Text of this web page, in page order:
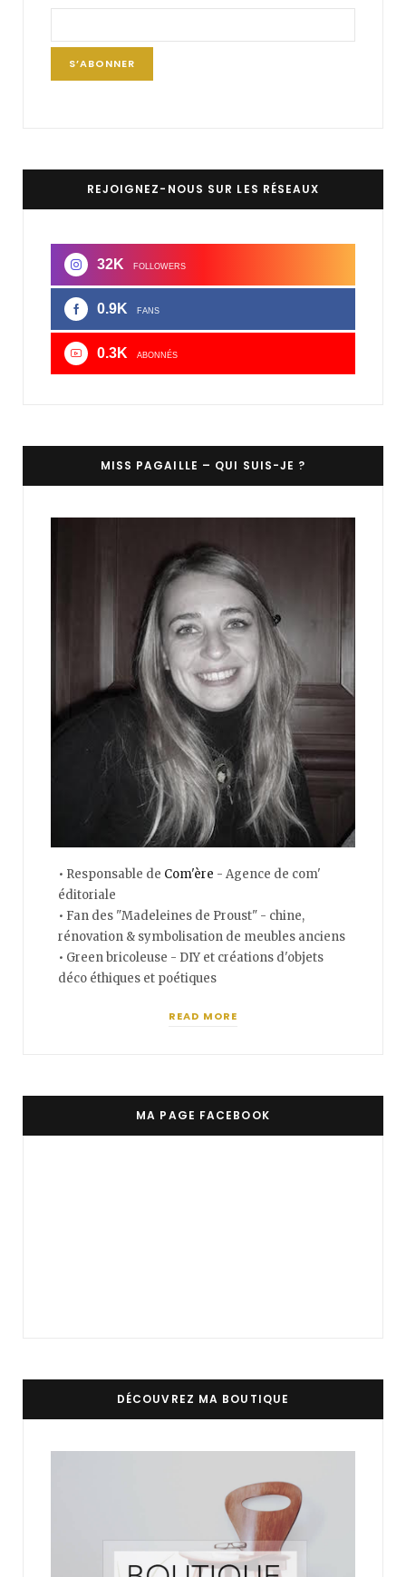
REJOIGNEZ-NOUS SUR LES RÉSEAUX
32K FOLLOWERS
0.9K FANS
0.3K ABONNÉS
MISS PAGAILLE – QUI SUIS-JE ?
• Responsable de Com'ère - Agence de com'
éditoriale
• Fan des "Madeleines de Proust" - chine,
rénovation & symbolisation de meubles anciens
• Green bricoleuse - DIY et créations d'objets
déco éthiques et poétiques
READ MORE
MA PAGE FACEBOOK
DÉCOUVREZ MA BOUTIQUE